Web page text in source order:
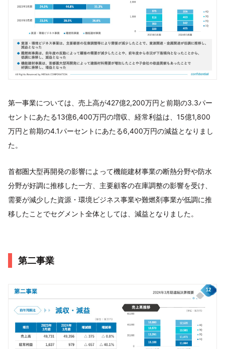
第一事業については、売上高が427億2,200万円と前期の3.3パー
セントにあたる13億6,400万円の増収、経常利益は、15億1,800
万円と前期の4.1パーセントにあたる6,400万円の減益となりまし
た。
首都圏大型再開発の影響によって機能建材事業の断熱分野や防水
分野が好調に推移した一方、主要顧客の在庫調整の影響を受け、
需要が減少した資源・環境ビジネス事業や難燃剤事業が低調に推
移したことでセグメント全体としては、減益となりました。
第二事業